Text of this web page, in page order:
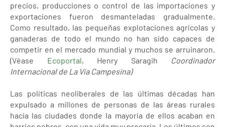
precios, producciones o control de las importaciones y
exportaciones fueron desmanteladas gradualmente.
Como resultado, las pequeñas explotaciones agrícolas y
ganaderas de todo el mundo no han sido capaces de
competir en el mercado mundial y muchos se arruinaron.
(Véase Ecoportal, Henry Saragih
Coordinador
Internacional de La Vía Campesina)
Las políticas neoliberales de las últimas décadas han
expulsado a millones de personas de las áreas rurales
hacia las ciudades donde la mayoría de ellos acaban en